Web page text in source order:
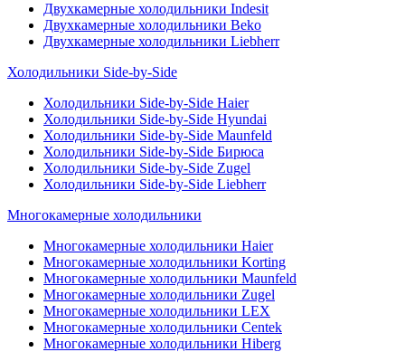
Двухкамерные холодильники Indesit
Двухкамерные холодильники Beko
Двухкамерные холодильники Liebherr
Холодильники Side-by-Side
Холодильники Side-by-Side Haier
Холодильники Side-by-Side Hyundai
Холодильники Side-by-Side Maunfeld
Холодильники Side-by-Side Бирюса
Холодильники Side-by-Side Zugel
Холодильники Side-by-Side Liebherr
Многокамерные холодильники
Многокамерные холодильники Haier
Многокамерные холодильники Korting
Многокамерные холодильники Maunfeld
Многокамерные холодильники Zugel
Многокамерные холодильники LEX
Многокамерные холодильники Centek
Многокамерные холодильники Hiberg